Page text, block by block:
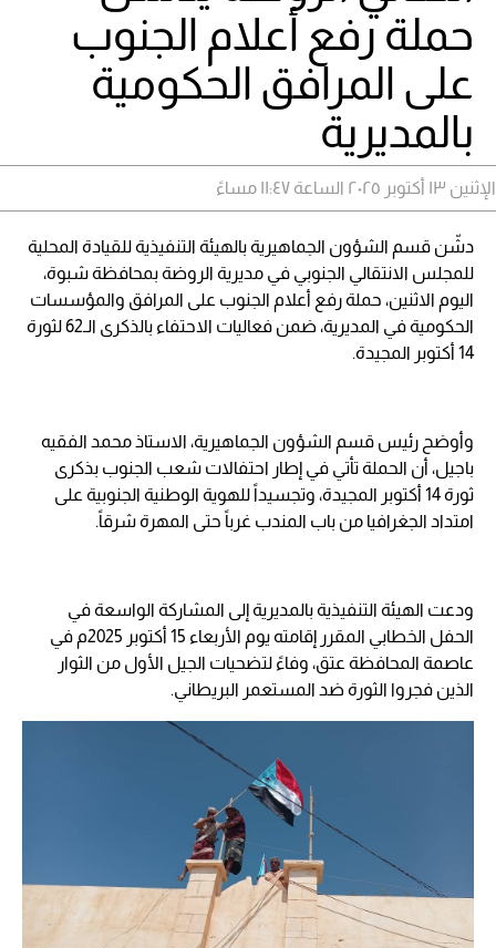
حملة رفع أعلام الجنوب
على المرافق الحكومية
بالمديرية
الإثنين ١٣ أكتوبر ٢٠٢٥ الساعة ١١:٤٧ مساءً
دشّن قسم الشؤون الجماهيرية بالهيئة التنفيذية للقيادة المحلية
للمجلس الانتقالي الجنوبي في مديرية الروضة بمحافظة شبوة،
اليوم الاثنين، حملة رفع أعلام الجنوب على المرافق والمؤسسات
الحكومية في المديرية، ضمن فعاليات الاحتفاء بالذكرى الـ62 لثورة
14 أكتوبر المجيدة.
وأوضح رئيس قسم الشؤون الجماهيرية، الاستاذ محمد الفقيه
باجيل، أن الحملة تأتي في إطار احتفالات شعب الجنوب بذكرى
ثورة 14 أكتوبر المجيدة، وتجسيداً للهوية الوطنية الجنوبية على
امتداد الجغرافيا من باب المندب غرباً حتى المهرة شرقاً.
ودعت الهيئة التنفيذية بالمديرية إلى المشاركة الواسعة في
الحفل الخطابي المقرر إقامته يوم الأربعاء 15 أكتوبر 2025م في
عاصمة المحافظة عتق، وفاءً لتضحيات الجيل الأول من الثوار
الذين فجروا الثورة ضد المستعمر البريطاني.